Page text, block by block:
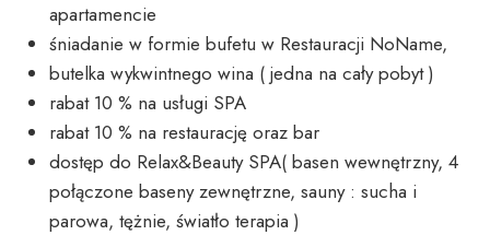
apartamencie
śniadanie w formie bufetu w Restauracji NoName,
butelka wykwintnego wina ( jedna na cały pobyt )
rabat 10 % na usługi SPA
rabat 10 % na restaurację oraz bar
dostęp do Relax&Beauty SPA( basen wewnętrzny, 4
połączone baseny zewnętrzne, sauny : sucha i
parowa, tężnie, światło terapia )